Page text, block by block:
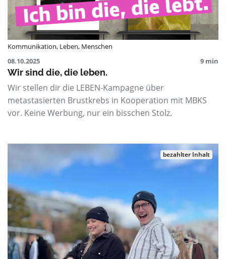
Kommunikation, Leben, Menschen
08.10.2025
9 min
Wir sind die, die leben.
Wir stellen dir die LEBEN-Kampagne über
metastasierten Brustkrebs in Kooperation mit MBKS
vor. Keine Werbung, nur ein bisschen Stolz.
bezahlter Inhalt